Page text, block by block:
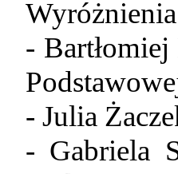
-
- Julia
- Gabriela